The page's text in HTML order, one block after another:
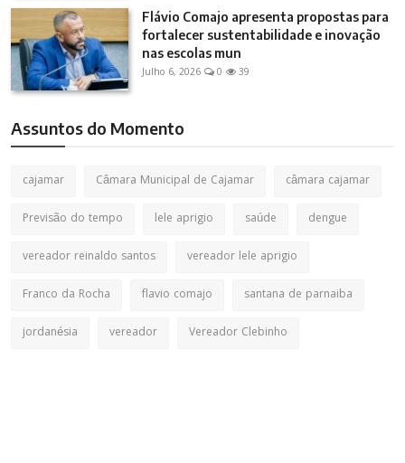
Flávio Comajo apresenta propostas para
fortalecer sustentabilidade e inovação
nas escolas mun
Julho 6, 2026 0 39
Assuntos do Momento
cajamar Câmara Municipal de Cajamar
câmara cajamar
Previsão do tempo
lele aprigio saúde
dengue
vereador reinaldo santos
vereador lele aprigio
Franco da Rocha
flavio comajo
santana de parnaiba
jordanésia
vereador Vereador Clebinho